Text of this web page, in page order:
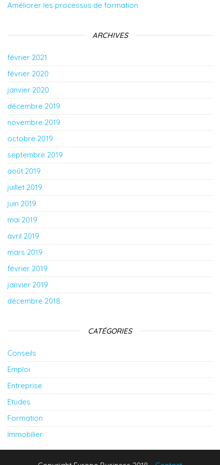
Améliorer les processus de formation
ARCHIVES
février 2021
février 2020
janvier 2020
décembre 2019
novembre 2019
octobre 2019
septembre 2019
août 2019
juillet 2019
juin 2019
mai 2019
avril 2019
mars 2019
février 2019
janvier 2019
décembre 2018
CATÉGORIES
Conseils
Emploi
Entreprise
Etudes
Formation
Immobilier